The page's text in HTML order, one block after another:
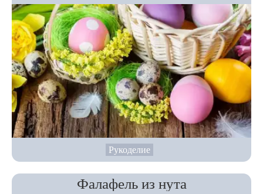
Рукоделие
Фалафель из нута